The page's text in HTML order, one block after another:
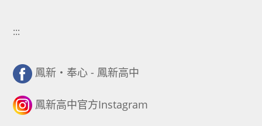
:::
鳳新・奉心 - 鳳新高中
鳳新高中官方Instagram